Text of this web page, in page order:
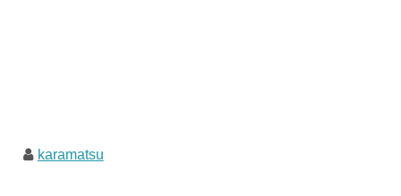
karamatsu